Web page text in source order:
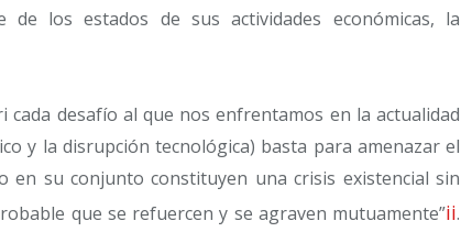
los estados de sus actividades económicas, la
desafío al que nos enfrentamos en la actualidad
y la disrupción tecnológica) basta para amenazar el
en su conjunto constituyen una crisis existencial sin
que se refuercen y se agraven mutuamente”ii.